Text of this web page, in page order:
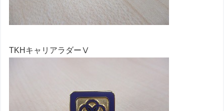
TKHキャリアラダーⅤ